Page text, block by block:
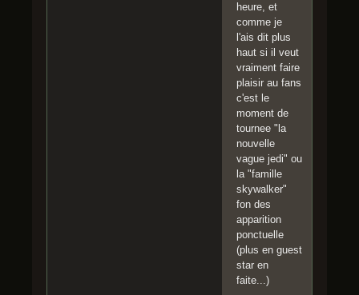
heure, et
comme je
l'ais dit plus
haut si il veut
vraiment faire
plaisir au fans
c'est le
moment de
tournee "la
nouvelle
vague jedi" ou
la "famille
skywalker"
fon des
apparition
ponctuelle
(plus en guest
star en
faite...)